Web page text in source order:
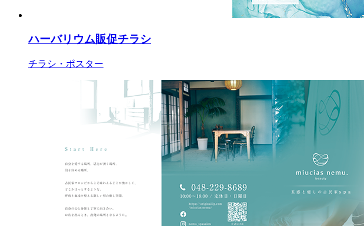
ハーバリウム販促チラシ
チラシ・ポスター